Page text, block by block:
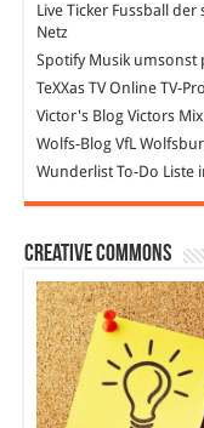
Live Ticker Fussball
der
Netz
SpotifyMusik umsonst
TeXXas TVOnline TV-
Victor's BlogVictors
Wolfs-BlogVfL
WunderlistTo-Do Liste
Creative Commons